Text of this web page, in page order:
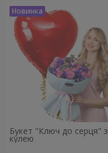
Букет "Ключ до серця" з
кулею